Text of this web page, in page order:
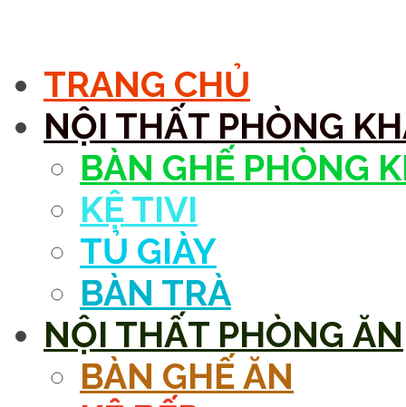
TRANG CHỦ
NỘI THẤT PHÒNG
BÀN GHẾ PHÒNG
KỆ TIVI
TỦ GIÀY
BÀN TRÀ
NỘI THẤT PHÒNG ĂN
BÀN GHẾ ĂN